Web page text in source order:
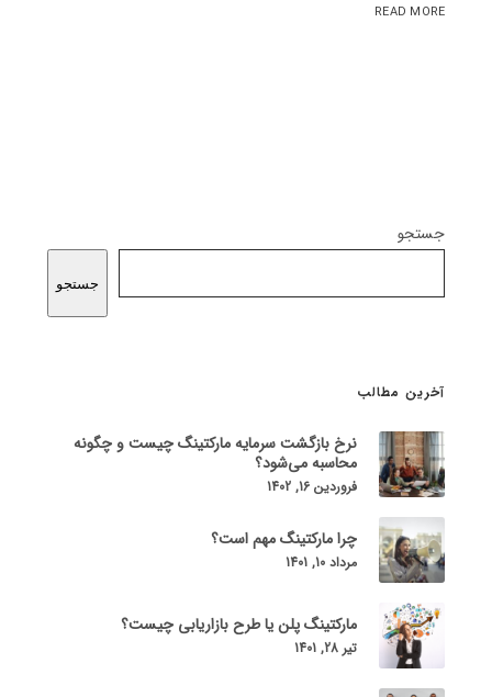
READ MORE
جستجو
جستجو
آخرین مطالب
نرخ بازگشت سرمایه مارکتینگ چیست و چگونه
محاسبه می‌شود؟
فروردین 16, 1402
چرا مارکتینگ مهم است؟
مرداد 10, 1401
مارکتینگ پلن یا طرح بازاریابی چیست؟
تیر 28, 1401